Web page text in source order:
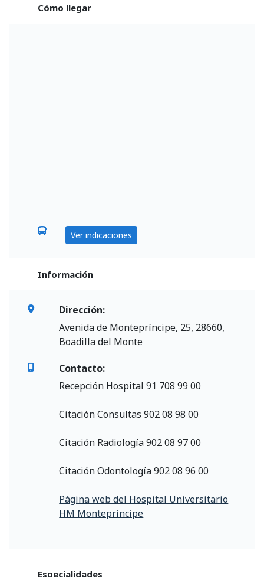
Cómo llegar
Ver indicaciones
Información
Dirección:
Avenida de Montepríncipe, 25, 28660,
Boadilla del Monte
Contacto:
Recepción Hospital 91 708 99 00​​​
Citación Consultas 902 08 98 00
​​Citación Radiología 902 08 97 00
​Citación Odontología​ 902 08 96 00​​​
Página web del Hospital Universitario
HM Montepríncipe
Especialidades